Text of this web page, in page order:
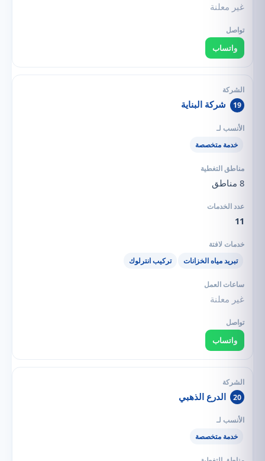
غير معلنة
واتساب
19 شركة البناية
خدمة متخصصة
8 مناطق
11
تبريد مياه الخزانات تركيب انترلوك
غير معلنة
واتساب
20 الدرع الذهبي
خدمة متخصصة